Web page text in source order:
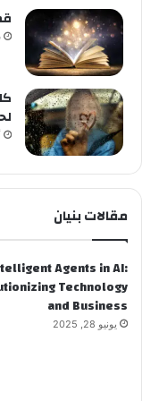
مقالات بنيان
Agents in AI:
Technology
and Business
يونيو 28, 2025